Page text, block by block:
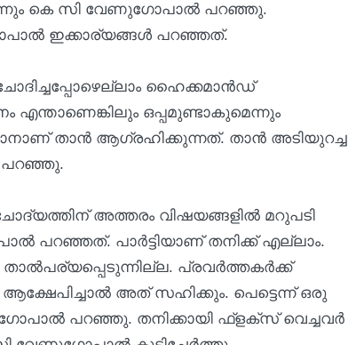
കെ സി വേണുഗോപാല്‍ പറഞ്ഞു.
ഇക്കാര്യങ്ങള്‍ പറഞ്ഞത്.
ഹൈക്കമാന്‍ഡ്
എന്താണെങ്കിലും ഒപ്പമുണ്ടാകുമെന്നും
താന്‍ ആഗ്രഹിക്കുന്നത്. താന്‍ അടിയുറച്ച
അത്തരം വിഷയങ്ങളില്‍ മറുപടി
പറഞ്ഞത്. പാര്‍ട്ടിയാണ് തനിക്ക് എല്ലാം.
താല്‍പര്യപ്പെടുന്നില്ല. പ്രവര്‍ത്തകര്‍ക്ക്
അത് സഹിക്കും. പെട്ടെന്ന് ഒരു
പറഞ്ഞു. തനിക്കായി ഫ്‌ളക്‌സ് വെച്ചവര്‍